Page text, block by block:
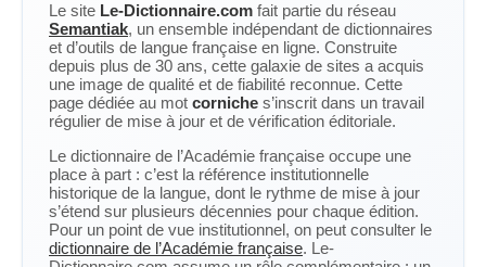
Le site Le-Dictionnaire.com fait partie du réseau
Semantiak, un ensemble indépendant de dictionnaires
et d’outils de langue française en ligne. Construite
depuis plus de 30 ans, cette galaxie de sites a acquis
une image de qualité et de fiabilité reconnue. Cette
page dédiée au mot corniche s’inscrit dans un travail
régulier de mise à jour et de vérification éditoriale.
Le dictionnaire de l’Académie française occupe une
place à part : c’est la référence institutionnelle
historique de la langue, dont le rythme de mise à jour
s’étend sur plusieurs décennies pour chaque édition.
Pour un point de vue institutionnel, on peut consulter le
dictionnaire de l’Académie française. Le-